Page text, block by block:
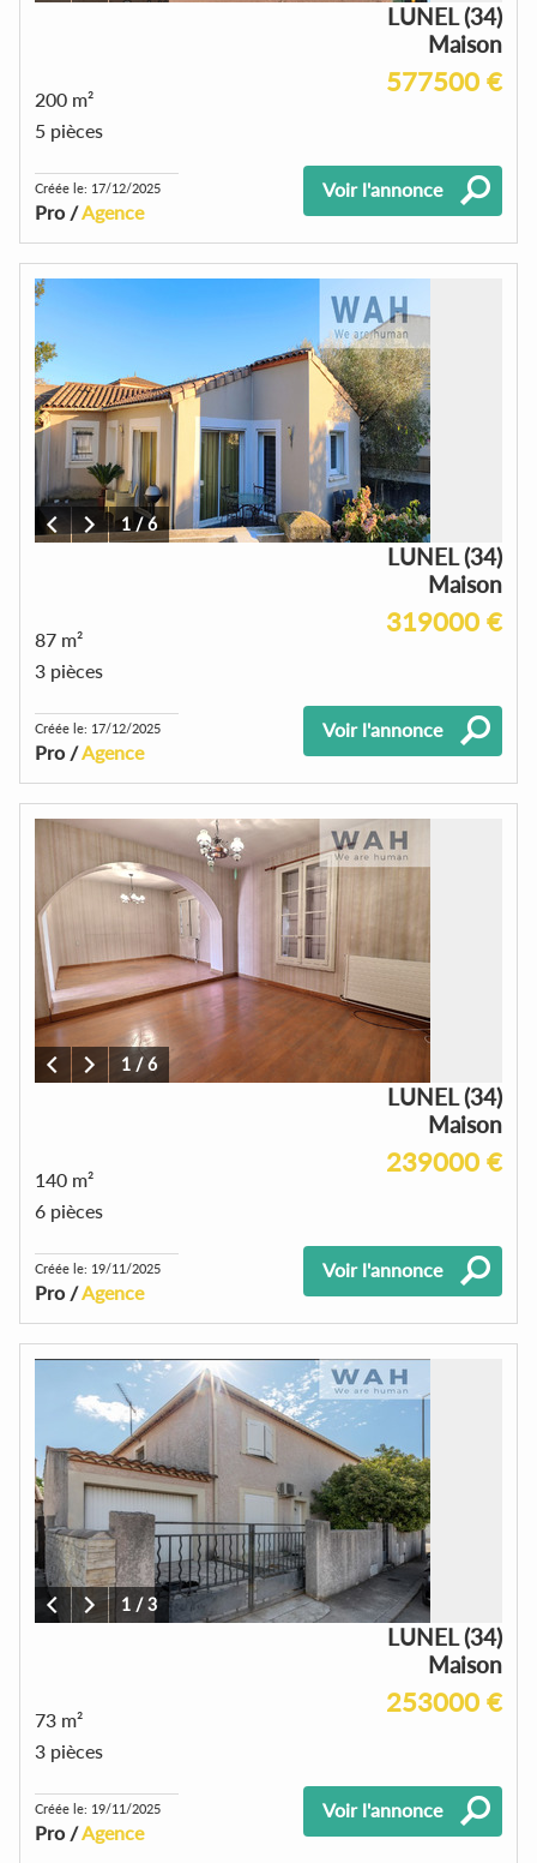
LUNEL (34)
Maison
577500 €
200 m²
5 pièces
Créée le: 17/12/2025
Pro /Agence
Voir l'annonce
1/6
LUNEL (34)
Maison
319000 €
87 m²
3 pièces
Créée le: 17/12/2025
Pro /Agence
Voir l'annonce
1 /6
LUNEL (34)
Maison
239000 €
140 m²
6 pièces
Créée le: 19/11/2025
Pro /Agence
Voir l'annonce
1 /3
LUNEL (34)
Maison
253000 €
73 m²
3 pièces
Créée le: 19/11/2025
Pro /Agence
Voir l'annonce